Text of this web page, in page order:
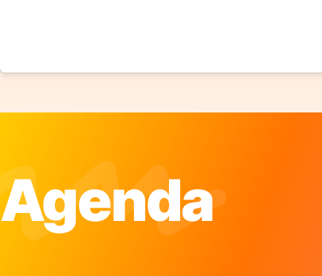
Agenda